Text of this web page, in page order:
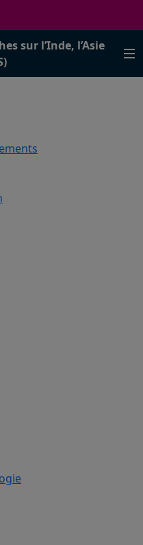
sur l’Inde, l’Asie